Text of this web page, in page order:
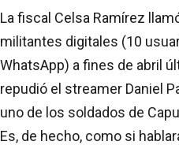
La fiscal Celsa Ramírez
militantes digitales (10
WhatsApp) a fines de abril
repudió el streamer Daniel
uno de los soldados de
Es, de hecho, como si